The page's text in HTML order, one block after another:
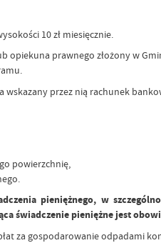
10 zł miesięcznie.
prawnego złożony w
przez nią rachunek
powierzchnię,
pieniężnego, w
pieniężne jest
za gospodarowanie odpadami